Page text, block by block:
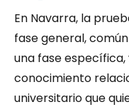
En Navarra, la
fase general,
una fase
conocimiento
universitario que